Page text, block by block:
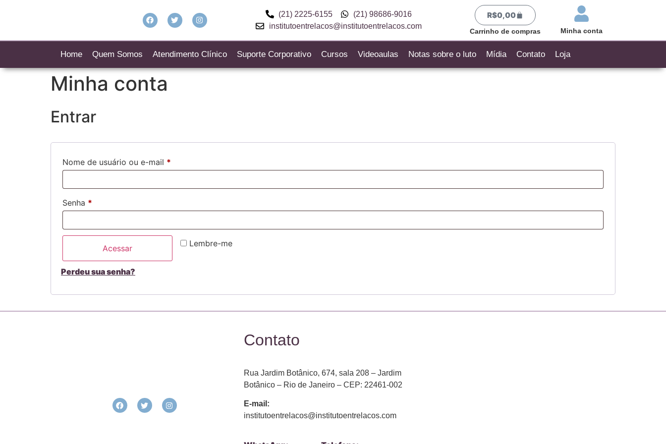
(21) 2225-6155
(21) 98686-9016
institutoentrelacos@institutoentrelacos.com
R$0,00
Carrinho de compras Minha conta
Home Quem Somos Atendimento Clínico Suporte Corporativo Cursos Videoaulas Notas sobre o luto Mídia Contato Loja
Minha conta
Entrar
Nome de usuário ou e-mail *
Senha *
Lembre-me
Acessar
Perdeu sua senha?
Contato
Rua Jardim Botânico, 674, sala 208 – Jardim
Botânico – Rio de Janeiro – CEP: 22461-002
E-mail:
institutoentrelacos@institutoentrelacos.com